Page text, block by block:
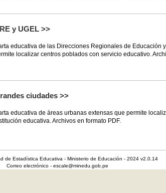
y UGEL >>
educativa de las Direcciones Regionales de Educación
localizar centros poblados con servicio educativo.
ciudades >>
educativa de áreas urbanas extensas que permite
educativa. Archivos en formato PDF.
de Estadística Educativa - Ministerio de Educación - 2024 v2.0.14
Correo electrónico - escale@minedu.gob.pe